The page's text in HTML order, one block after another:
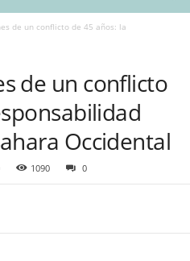
de un conflicto de 45 años: la
de un conflicto
Occidental
1090 0